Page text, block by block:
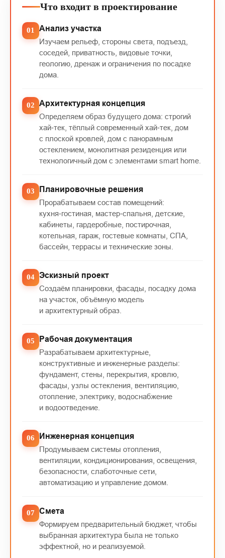
Что входит в проектирование
Анализ участка
Изучаем рельеф, стороны света, подъезд,
соседей, приватность, видовые точки,
геологию, дренаж и ограничения по посадке
дома.
Архитектурная концепция
Определяем образ будущего дома: строгий
хай‑тек, тёплый современный хай‑тек, дом
с плоской кровлей, дом с панорамным
остеклением, монолитная резиденция или
технологичный дом с элементами smart home.
Планировочные решения
Прорабатываем состав помещений:
кухня‑гостиная, мастер‑спальня, детские,
кабинеты, гардеробные, постирочная,
котельная, гараж, гостевые комнаты, СПА,
бассейн, террасы и технические зоны.
Эскизный проект
Создаём планировки, фасады, посадку дома
на участок, объёмную модель
и архитектурный образ.
Рабочая документация
Разрабатываем архитектурные,
конструктивные и инженерные разделы:
фундамент, стены, перекрытия, кровлю,
фасады, узлы остекления, вентиляцию,
отопление, электрику, водоснабжение
и водоотведение.
Инженерная концепция
Продумываем системы отопления,
вентиляции, кондиционирования, освещения,
безопасности, слаботочные сети,
автоматизацию и управление домом.
Смета
Формируем предварительный бюджет, чтобы
выбранная архитектура была не только
эффектной, но и реализуемой.